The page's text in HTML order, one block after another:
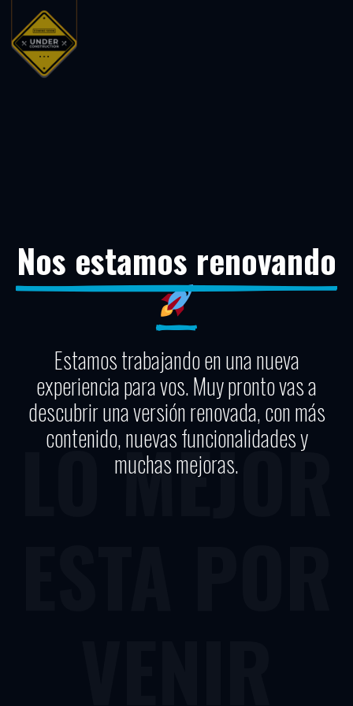
Nos estamos renovando
Estamos trabajando en una nueva
experiencia para vos. Muy pronto vas a
descubrir una versión renovada, con más
contenido, nuevas funcionalidades y
muchas mejoras.
LO MEJOR